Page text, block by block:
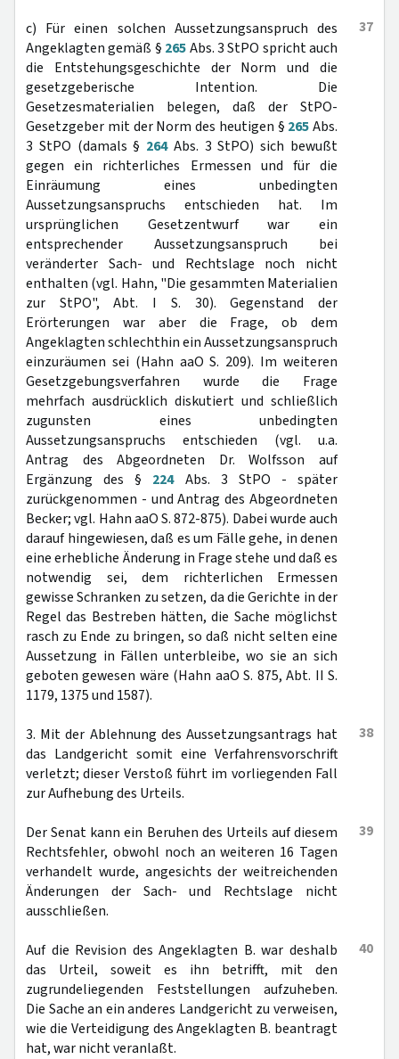
37
c) Für einen solchen Aussetzungsanspruch des
Angeklagten gemäß § 265Abs. 3 StPO spricht auch
die Entstehungsgeschichte der Norm und die
gesetzgeberische Intention. Die
Gesetzesmaterialien belegen, daß der StPO-
Gesetzgeber mit der Norm des heutigen § 265Abs.
3 StPO (damals § 264Abs. 3 StPO) sich bewußt
gegen ein richterliches Ermessen und für die
Einräumung eines unbedingten
Aussetzungsanspruchs entschieden hat. Im
ursprünglichen Gesetzentwurf war ein
entsprechender Aussetzungsanspruch bei
veränderter Sach- und Rechtslage noch nicht
enthalten (vgl. Hahn, "Die gesammten Materialien
zur StPO", Abt. I S. 30). Gegenstand der
Erörterungen war aber die Frage, ob dem
Angeklagten schlechthin ein Aussetzungsanspruch
einzuräumen sei (Hahn aaO S. 209). Im weiteren
Gesetzgebungsverfahren wurde die Frage
mehrfach ausdrücklich diskutiert und schließlich
zugunsten eines unbedingten
Aussetzungsanspruchs entschieden (vgl. u.a.
Antrag des Abgeordneten Dr. Wolfsson auf
Ergänzung des § 224Abs. 3 StPO - später
zurückgenommen - und Antrag des Abgeordneten
Becker; vgl. Hahn aaO S. 872-875). Dabei wurde auch
darauf hingewiesen, daß es um Fälle gehe, in denen
eine erhebliche Änderung in Frage stehe und daß es
notwendig sei, dem richterlichen Ermessen
gewisse Schranken zu setzen, da die Gerichte in der
Regel das Bestreben hätten, die Sache möglichst
rasch zu Ende zu bringen, so daß nicht selten eine
Aussetzung in Fällen unterbleibe, wo sie an sich
geboten gewesen wäre (Hahn aaO S. 875, Abt. II S.
1179, 1375 und 1587).
38
3. Mit der Ablehnung des Aussetzungsantrags hat
das Landgericht somit eine Verfahrensvorschrift
verletzt; dieser Verstoß führt im vorliegenden Fall
zur Aufhebung des Urteils.
39
Der Senat kann ein Beruhen des Urteils auf diesem
Rechtsfehler, obwohl noch an weiteren 16 Tagen
verhandelt wurde, angesichts der weitreichenden
Änderungen der Sach- und Rechtslage nicht
ausschließen.
40
Auf die Revision des Angeklagten B. war deshalb
das Urteil, soweit es ihn betrifft, mit den
zugrundeliegenden Feststellungen aufzuheben.
Die Sache an ein anderes Landgericht zu verweisen,
wie die Verteidigung des Angeklagten B. beantragt
hat, war nicht veranlaßt.